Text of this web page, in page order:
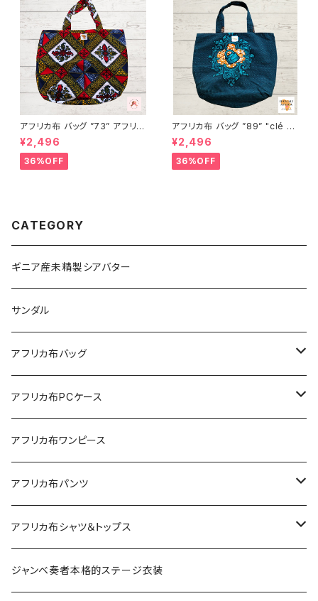
アフリカ布 バッグ ”73” アフリカ
ンプリント パーニュ カンガ キテ
ンゲ トートバッグ エコバッグ ギ
ニア フェアトレード INUWALIA
FRICA
¥2,496
36%OFF
アフリカ布 バッグ ”89” "clé "
アフリカンプリント パーニュ カ
ンガ キテンゲ トートバッグ エコ
バッグ ギニア フェアトレード IN
UWALIAFRICA
¥2,496
36%OFF
CATEGORY
ギニア産未精製シアバター
サンダル
アフリカ布バッグ
Sac shopping rond
Sac shopping carré
petit carré
Pochette
Sacoche
アフリカ布PCケース
アフリカ布iPadケース
アフリカ布ワンピース
アフリカ布パンツ
レディースパンツ
Pantalon Gaucho
男女兼用パンツ
アフリカ布シャツ＆トップス
男女兼用シャツ
ジャンベ奏者本格的ステージ衣装